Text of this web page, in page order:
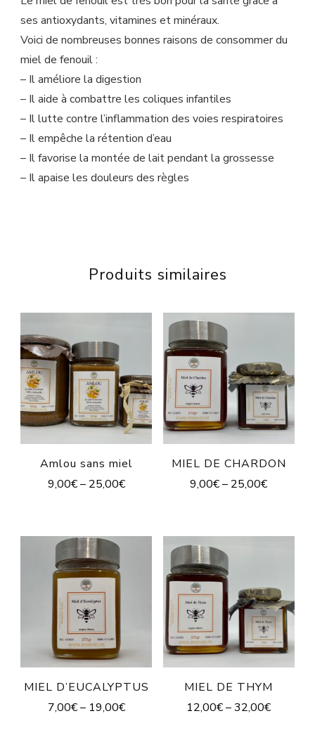
ses antioxydants, vitamines et minéraux.
Voici de nombreuses bonnes raisons de consommer du
miel de fenouil :
– Il améliore la digestion
– Il aide à combattre les coliques infantiles
– Il lutte contre l’inflammation des voies respiratoires
– Il empêche la rétention d’eau
– Il favorise la montée de lait pendant la grossesse
– Il apaise les douleurs des règles
Produits similaires
Amlou sans miel
9,00€– 25,00€
MIEL DE CHARDON
9,00€– 25,00€
MIEL D’EUCALYPTUS
7,00€– 19,00€
MIEL DE THYM
12,00€–32,00€